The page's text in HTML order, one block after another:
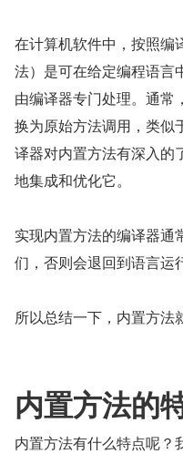
在计算机软件中，按照编
法）是可在给定编程语言
由编译器专门处理。通常
换为原始方法调用，类似
译器对内置方法有深入的
地集成和优化它。
实现内置方法的编译器通
们，否则会退回到语言运
所以总结一下，内置方法
内置方法的
内置方法有什么特点呢？